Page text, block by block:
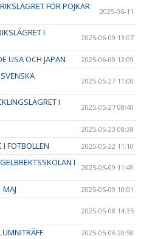
FÖR POJKAR
2025-06-11
I
2025-06-09 13:07
USA OCH JAPAN 2025-06-09 12:09
2025-05-27 11:00
I
2025-05-27 08:40
2025-05-23 08:38
I FOTBOLLEN 2025-05-22 11:10
I
2025-05-09 11:49
2025-05-09 10:01
2025-05-08 14:35
2025-05-06 20:58